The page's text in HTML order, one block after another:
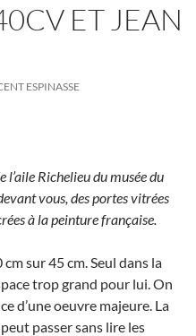
ET JEAN
ESPINASSE
Richelieu du musée du
vous, des portes vitrées
à la peinture française.
sur 45 cm. Seul dans la
trop grand pour lui. On
d’une oeuvre majeure. La
passer sans lire les